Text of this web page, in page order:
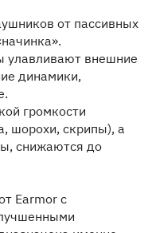
от пассивных
улавливают внешние
динамики,
громкости
шорохи, скрипы), а
снижаются до
Earmor с